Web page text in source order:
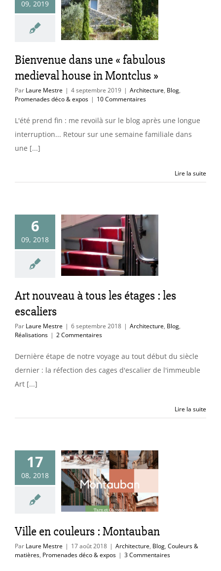
09, 2019
house in
»
déco & expos
Bienvenue dans une « fabulous
medieval house in Montclus »
Par Laure Mestre | 4 septembre 2019 | Architecture, Blog,
Promenades déco & expos | 10 Commentaires
L'été prend fin : me revoilà sur le blog après une longue
interruption... Retour sur une semaine familiale dans
une [...]
Lire la suite
6
09, 2018
à tous
: les
Art nouveau à tous les étages : les
escaliers
Par Laure Mestre | 6 septembre 2018 | Architecture, Blog,
Réalisations | 2 Commentaires
Dernière étape de notre voyage au tout début du siècle
dernier : la réfection des cages d'escalier de l'immeuble
Art [...]
Lire la suite
17
08, 2018
couleurs :
Couleurs
Promenades
Ville en couleurs : Montauban
Par Laure Mestre | 17 août 2018 | Architecture, Blog, Couleurs &
matières, Promenades déco & expos | 3 Commentaires